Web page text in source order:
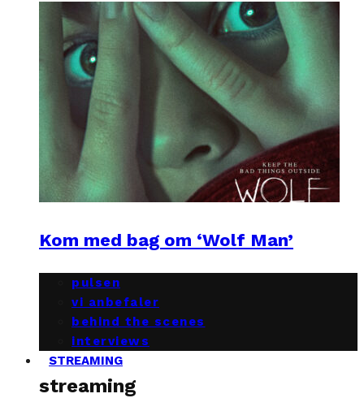
Kom med bag om ‘Wolf Man’
pulsen
vi anbefaler
behind the scenes
interviews
STREAMING
streaming